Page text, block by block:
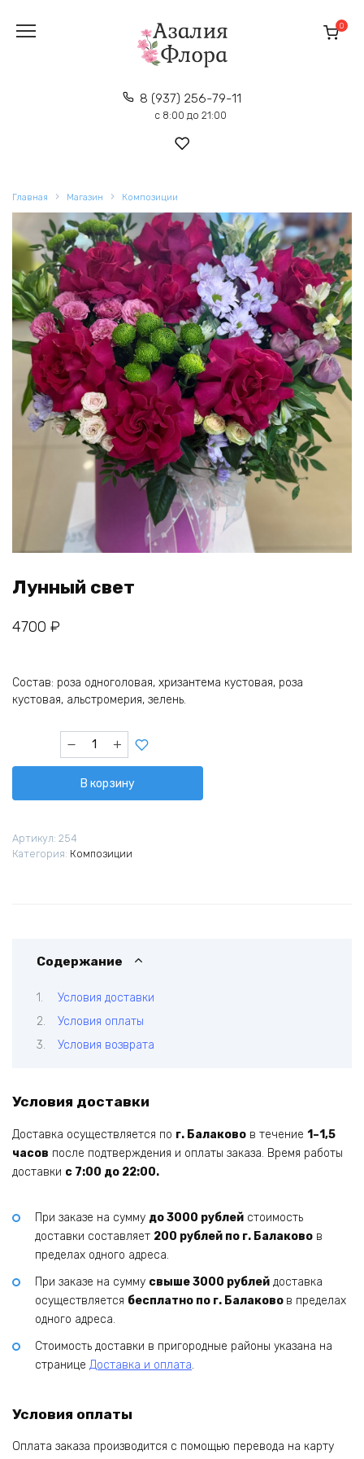
содержанию
8 (937) 256-79-11
с 8:00 до 21:00
0
Главная Магазин Композиции
Лунный свет
4700 ₽
Состав: роза одноголовая, хризантема кустовая, роза
кустовая, альстромерия, зелень.
Количество
товара
светВ корзину
Артикул: 254
Категория: Композиции
Содержание
Условия доставки
Условия оплаты
Условия возврата
Условия доставки
Доставка осуществляется по г. Балаково в течение 1–1,5
часов после подтверждения и оплаты заказа. Время работы
доставки с 7:00 до 22:00.
При заказе на сумму до 3000 рублей стоимость
доставки составляет 200 рублей по г. Балаково в
пределах одного адреса.
При заказе на сумму свыше 3000 рублей доставка
осуществляется бесплатно по г. Балаково в пределах
одного адреса.
Стоимость доставки в пригородные районы указана на
странице Доставка и оплата.
Условия оплаты
Оплата заказа производится с помощью перевода на карту